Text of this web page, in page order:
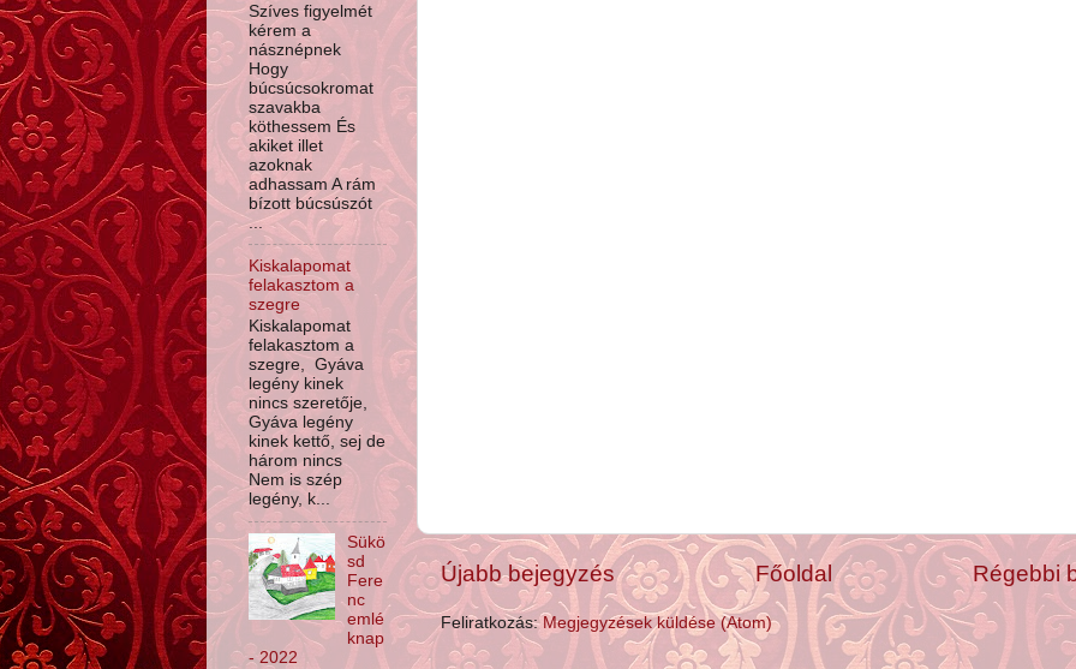
Újabb bejegyzés Régebbi
Főoldal
Feliratkozás: Megjegyzések küldése (Atom)
Szíves figyelmét
kérem a
násznépnek
Hogy
búcsúcsokromat
szavakba
köthessem És
akiket illet
azoknak
adhassam A rám
bízott búcsúszót
...
Kiskalapomat
felakasztom a
szegre
Kiskalapomat
felakasztom a
szegre, Gyáva
legény kinek
nincs szeretője,
Gyáva legény
kinek kettő, sej de
három nincs
Nem is szép
legény, k...
Sükö
sd
Fere
nc
emlé
knap
- 2022